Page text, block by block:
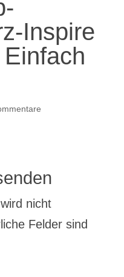
Inspire
nicht
Felder sind